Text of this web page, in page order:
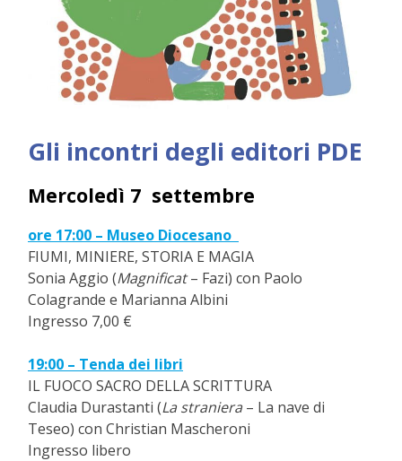
Gli incontri degli editori PDE
Mercoledì 7 settembre
ore 17:00 – Museo Diocesano
FIUMI, MINIERE, STORIA E MAGIA
Sonia Aggio (Magnificat– Fazi) con Paolo
Colagrande e Marianna Albini
Ingresso 7,00 €
19:00 – Tenda dei libri
IL FUOCO SACRO DELLA SCRITTURA
Claudia Durastanti (La straniera – La nave di
Teseo) con Christian Mascheroni
Ingresso libero